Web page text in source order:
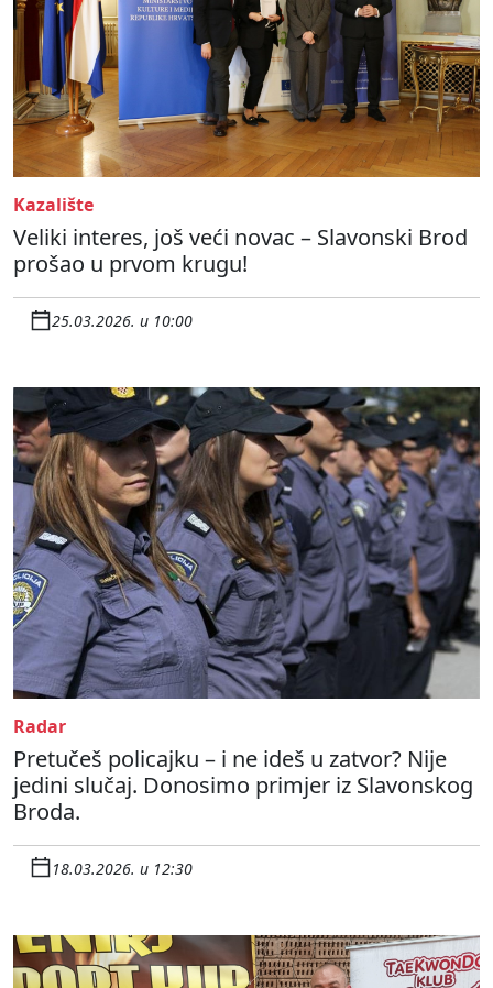
Kazalište
Veliki interes, još veći novac – Slavonski Brod
prošao u prvom krugu!
25.03.2026. u 10:00
Radar
Pretučeš policajku – i ne ideš u zatvor? Nije
jedini slučaj. Donosimo primjer iz Slavonskog
Broda.
18.03.2026. u 12:30